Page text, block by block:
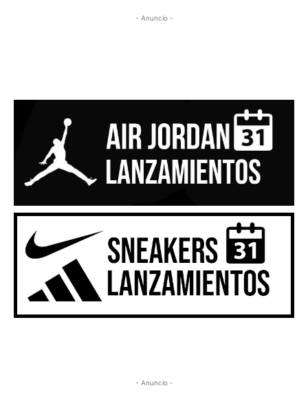
- Anuncio -
- Anuncio -